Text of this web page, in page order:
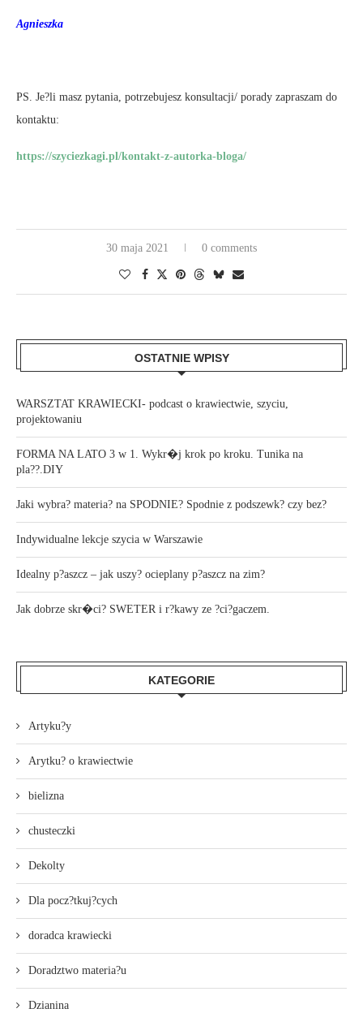
Agnieszka
PS. Je?li masz pytania, potrzebujesz konsultacji/ porady zapraszam do
kontaktu:
https://szyciezkagi.pl/kontakt-z-autorka-bloga/
30 maja 2021 0 comments
OSTATNIE WPISY
WARSZTAT KRAWIECKI- podcast o krawiectwie, szyciu,
projektowaniu
FORMA NA LATO 3 w 1. Wykr�j krok po kroku. Tunika na
pla??.DIY
Jaki wybra? materia? na SPODNIE? Spodnie z podszewk? czy bez?
Indywidualne lekcje szycia w Warszawie
Idealny p?aszcz – jak uszy? ocieplany p?aszcz na zim?
Jak dobrze skr�ci? SWETER i r?kawy ze ?ci?gaczem.
KATEGORIE
Artyku?y
Arytku? o krawiectwie
bielizna
chusteczki
Dekolty
Dla pocz?tkuj?cych
doradca krawiecki
Doradztwo materia?u
Dzianina